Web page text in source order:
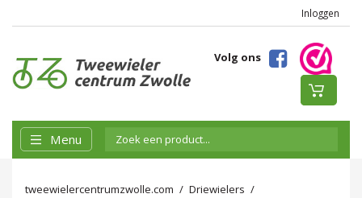
Inloggen
Volg ons
Menu
tweewielercentrumzwolle.com
Driewielers